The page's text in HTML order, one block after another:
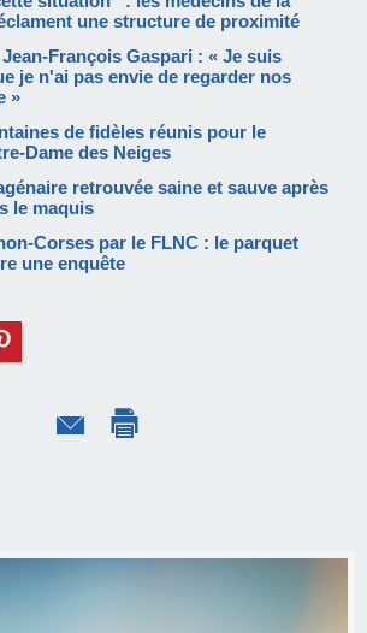
une structure de proximité
François Gaspari : « Je suis
je n'ai pas envie de regarder nos
»
de fidèles réunis pour le
Dame des Neiges
retrouvée saine et sauve après
le maquis
Corses par le FLNC : le parquet
une enquête